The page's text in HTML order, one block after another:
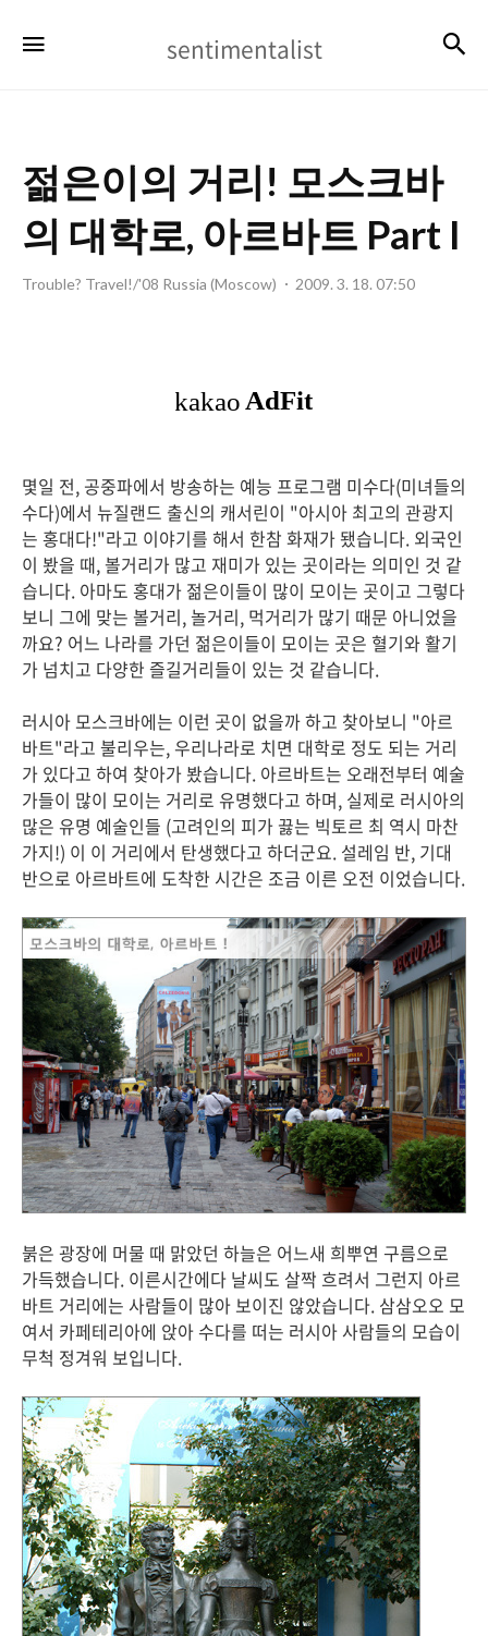
sentimentalist
젊은이의 거리! 모스크바
의 대학로, 아르바트 Part I
Trouble? Travel!/'08 Russia (Moscow) 2009. 3. 18. 07:50
몇일 전, 공중파에서 방송하는 예능 프로그램 미수다(미녀들의
수다)에서 뉴질랜드 출신의 캐서린이 "아시아 최고의 관광지
는 홍대다!"라고 이야기를 해서 한참 화재가 됐습니다. 외국인
이 봤을 때, 볼거리가 많고 재미가 있는 곳이라는 의미인 것 같
습니다. 아마도 홍대가 젊은이들이 많이 모이는 곳이고 그렇다
보니 그에 맞는 볼거리, 놀거리, 먹거리가 많기 때문 아니었을
까요? 어느 나라를 가던 젊은이들이 모이는 곳은 혈기와 활기
가 넘치고 다양한 즐길거리들이 있는 것 같습니다.
러시아 모스크바에는 이런 곳이 없을까 하고 찾아보니 "아르
바트"라고 불리우는, 우리나라로 치면 대학로 정도 되는 거리
가 있다고 하여 찾아가 봤습니다. 아르바트는 오래전부터 예술
가들이 많이 모이는 거리로 유명했다고 하며, 실제로 러시아의
많은 유명 예술인들 (고려인의 피가 끓는 빅토르 최 역시 마찬
가지!) 이 이 거리에서 탄생했다고 하더군요. 설레임 반, 기대
반으로 아르바트에 도착한 시간은 조금 이른 오전 이었습니다.
붉은 광장에 머물 때 맑았던 하늘은 어느새 희뿌연 구름으로
가득했습니다. 이른시간에다 날씨도 살짝 흐려서 그런지 아르
바트 거리에는 사람들이 많아 보이진 않았습니다. 삼삼오오 모
여서 카페테리아에 앉아 수다를 떠는 러시아 사람들의 모습이
무척 정겨워 보입니다.